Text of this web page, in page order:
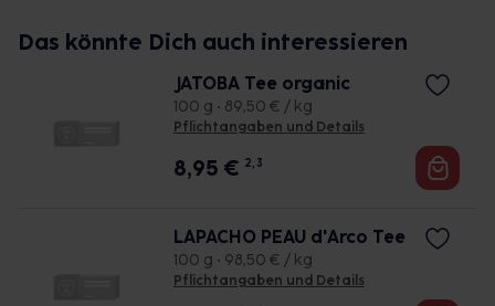
Das könnte Dich auch interessieren
JATOBA Tee organic
100 g • 89,50 € / kg
Pflichtangaben und Details
8,95 € 2, 3
LAPACHO PEAU d'Arco Tee
100 g • 98,50 € / kg
Pflichtangaben und Details